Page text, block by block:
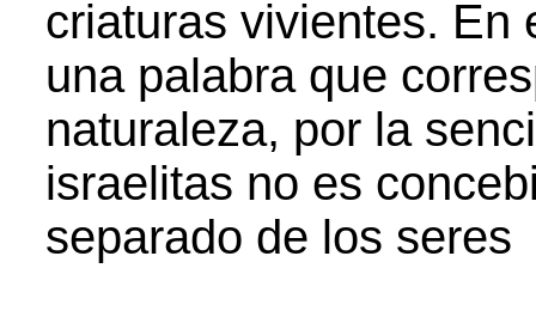
criaturas vivientes. En
una palabra que
naturaleza, por la
israelitas no es
separado de los